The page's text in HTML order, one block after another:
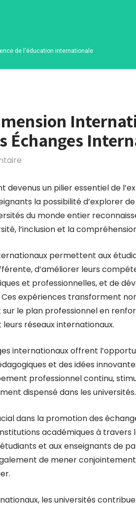
de l'éducation internationale
Échanges
devenus un pilier essentiel de
la possibilité d’explorer
du monde entier
l’inclusion et la
permettent aux
d’améliorer leurs
et professionnelles, et de
expériences transforment
le plan professionnel en
réseaux internationaux.
internationaux offrent
et des idées
professionnel continu,
dispensé dans les universités.
dans la promotion des
académiques à travers
et aux enseignants de
de mener
les universités